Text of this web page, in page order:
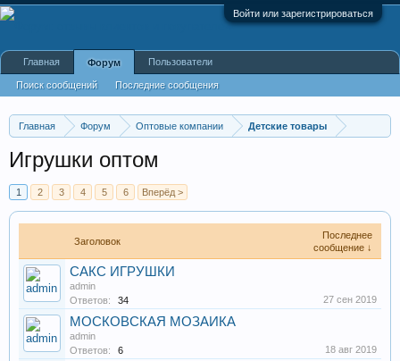
Войти или зарегистрироваться
Главная Форум Оптовые компании Детские товары
Игрушки оптом
1 2 3 4 5 6 Вперёд >
Заголовок
Последнее
сообщение ↓
САКС ИГРУШКИ
admin
Ответов:
34 27 сен 2019
МОСКОВСКАЯ МОЗАИКА
admin
Ответов:
6 18 авг 2019
Главная Форум
Поиск сообщений Последние сообщения
Пользователи